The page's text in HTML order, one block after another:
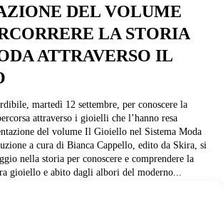
DEL VOLUME
LA STORIA
ATTRAVERSO IL
martedì 12 settembre, per conoscere la
attraverso i gioielli che l’hanno resa
del volume Il Gioiello nel Sistema Moda
a cura di Bianca Cappello, edito da Skira, si
nella storia per conoscere e comprendere la
gioiello e abito dagli albori del moderno...